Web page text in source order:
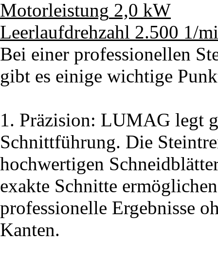
Motorleistung 2,0 kW
Leerlaufdrehzahl 2.500 1/
Bei einer professionellen
gibt es einige wichtige
1. Präzision: LUMAG legt
Schnittführung. Die
hochwertigen
exakte Schnitte
professionelle Ergebnisse
Kanten.